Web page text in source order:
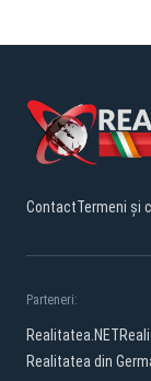
ContactTermeni și
Parteneri:
Realitatea.NET
Realitatea din